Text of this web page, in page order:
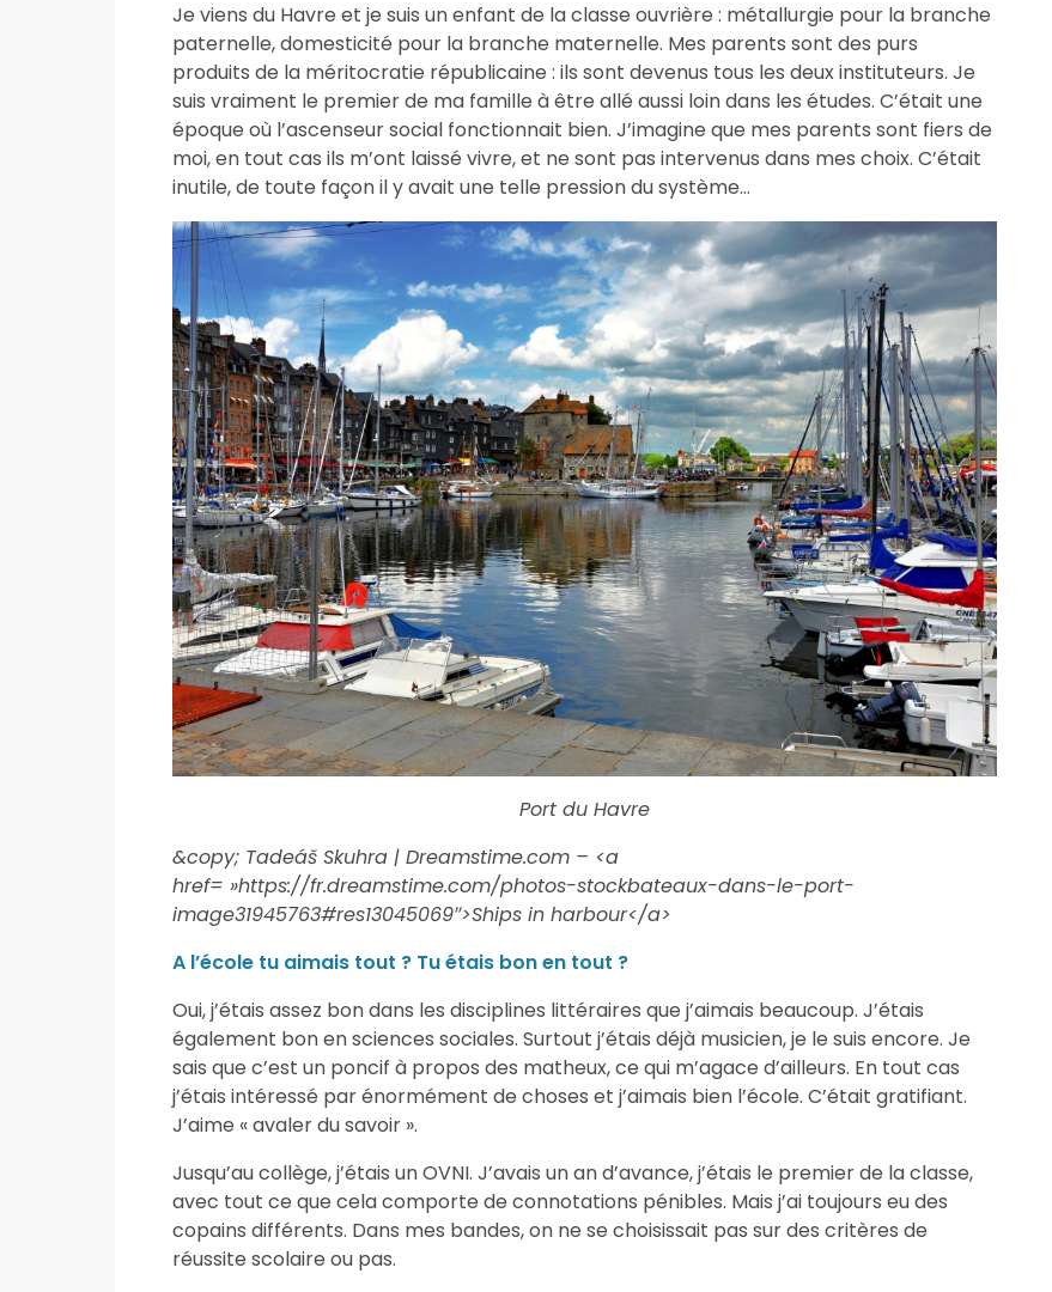
Je viens du Havre et je suis un enfant de la classe ouvrière : métallurgie pour la branche
paternelle, domesticité pour la branche maternelle. Mes parents sont des purs
produits de la méritocratie républicaine : ils sont devenus tous les deux instituteurs. Je
suis vraiment le premier de ma famille à être allé aussi loin dans les études. C’était une
époque où l’ascenseur social fonctionnait bien. J’imagine que mes parents sont fiers de
moi, en tout cas ils m’ont laissé vivre, et ne sont pas intervenus dans mes choix. C’était
inutile, de toute façon il y avait une telle pression du système…
Port du Havre
&copy; Tadeáš Skuhra | Dreamstime.com – <a
href= »https://fr.dreamstime.com/photos-stockbateaux-dans-le-port-
image31945763#res13045069″>Ships in harbour</a>
A l’école tu aimais tout ? Tu étais bon en tout ?
Oui, j’étais assez bon dans les disciplines littéraires que j’aimais beaucoup. J’étais
également bon en sciences sociales. Surtout j’étais déjà musicien, je le suis encore. Je
sais que c’est un poncif à propos des matheux, ce qui m’agace d’ailleurs. En tout cas
j’étais intéressé par énormément de choses et j’aimais bien l’école. C’était gratifiant.
J’aime « avaler du savoir ».
Jusqu’au collège, j’étais un OVNI. J’avais un an d’avance, j’étais le premier de la classe,
avec tout ce que cela comporte de connotations pénibles. Mais j’ai toujours eu des
copains différents. Dans mes bandes, on ne se choisissait pas sur des critères de
réussite scolaire ou pas.